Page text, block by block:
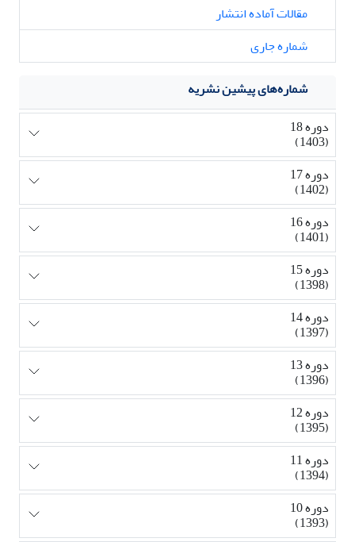
مقالات آماده انتشار
شماره جاری
شماره‌های پیشین نشریه
دوره 18
(1403)
دوره 17
(1402)
دوره 16
(1401)
دوره 15
(1398)
دوره 14
(1397)
دوره 13
(1396)
دوره 12
(1395)
دوره 11
(1394)
دوره 10
(1393)